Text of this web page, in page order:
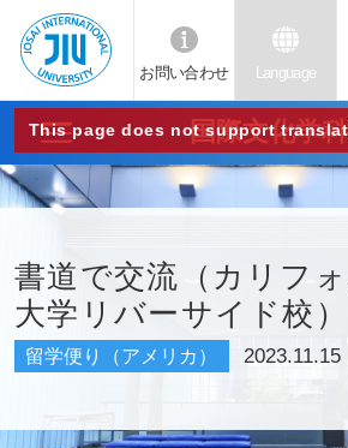
JIU
城西
国際
大学
お問い合わせ Language
This page does not support
国際文化学科
書道で交流（カリフ
大学リバーサイド校）
留学便り（アメリカ） 2023.11.15